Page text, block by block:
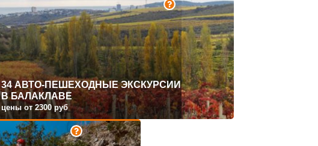
34 АВТО-ПЕШЕХОДНЫЕ ЭКСКУРСИИ
В БАЛАКЛАВЕ
цены от 2300 руб